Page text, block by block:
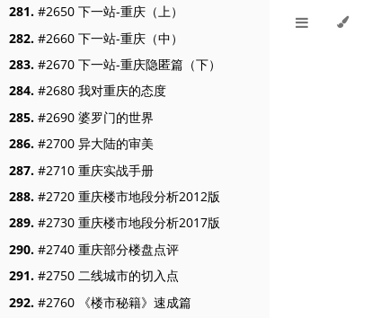
281. #2650 下一站-重庆（上）
282. #2660 下一站-重庆（中）
283. #2670 下一站-重庆隐匿篇（下）
284. #2680 我对重庆的态度
285. #2690 婆罗门的世界
286. #2700 异大陆的审美
287. #2710 重庆实战手册
288. #2720 重庆楼市地段分析2012版
289. #2730 重庆楼市地段分析2017版
290. #2740 重庆部分楼盘点评
291. #2750 二线城市的切入点
292. #2760 《楼市秘籍》速成篇